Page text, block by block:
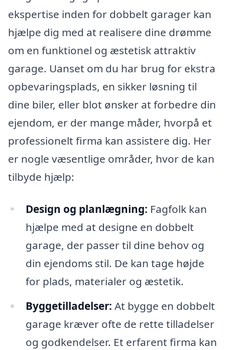
ekspertise inden for dobbelt garager kan
hjælpe dig med at realisere dine drømme
om en funktionel og æstetisk attraktiv
garage. Uanset om du har brug for ekstra
opbevaringsplads, en sikker løsning til
dine biler, eller blot ønsker at forbedre din
ejendom, er der mange måder, hvorpå et
professionelt firma kan assistere dig. Her
er nogle væsentlige områder, hvor de kan
tilbyde hjælp:
Design og planlægning: Fagfolk kan
hjælpe med at designe en dobbelt
garage, der passer til dine behov og
din ejendoms stil. De kan tage højde
for plads, materialer og æstetik.
Byggetilladelser: At bygge en dobbelt
garage kræver ofte de rette tilladelser
og godkendelser. Et erfarent firma kan